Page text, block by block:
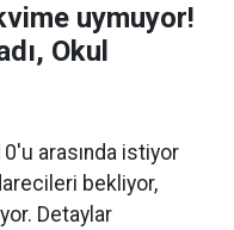
uymuyor!
Okul
arasında istiyor
bekliyor,
Detaylar